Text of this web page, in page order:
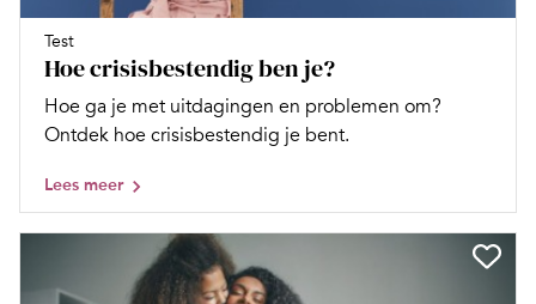
Test
Hoe crisisbestendig ben je?
Hoe ga je met uitdagingen en problemen om?
Ontdek hoe crisisbestendig je bent.
Lees meer